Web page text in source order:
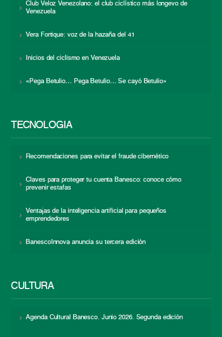
Club Veloz Venezolano: el club ciclístico más longevo de
Venezuela
Vera Fortique: voz de la hazaña del 41
Inicios del ciclismo en Venezuela
«Pega Betulio… Pega Betulio… Se cayó Betulio»
TECNOLOGÍA
Recomendaciones para evitar el fraude cibernético
Claves para proteger tu cuenta Banesco: conoce cómo
prevenir estafas
Ventajas de la inteligencia artificial para pequeños
emprendedores
BanescoInnova anuncia su tercera edición
CULTURA
Agenda Cultural Banesco. Junio 2026. Segunda edición